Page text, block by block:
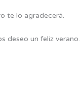
te lo agradecerá.
deseo un feliz